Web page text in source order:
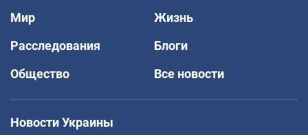
Мир
Жизнь
Расследования
Блоги
Общество
Все новости
Новости Украины